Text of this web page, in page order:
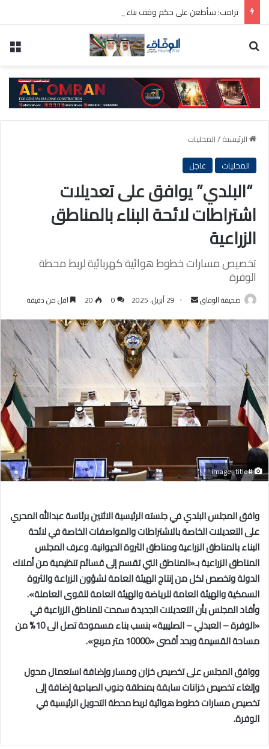
ترامب: سأطعن على حكم وقف بناء قاعة الاحتفالات بالبيت الأبيض
الرئيسية/المحليات
المحليات
عاجل
“البلدي” يوافق على تعديلات
اشتراطات لائحة البناء بالمناطق
الزراعية
تخصيص مسارات خطوط هوائية كهربائية لربط محطة
الوفرة
صحيفة الوفاق
أرسل
إلكترونيا
29 أبريل، 2025 0
20 اقل من دقيقة
#image_title
وافق المجلس البلدي في جلسته الرئيسية الاثنين برئاسة عبدالله المحري
على التعديلات الخاصة بالاشتراطات والمواصفات الخاصة في لائحة
البناء بالمناطق الزراعية ومناطق الثروة الحيوانية. وعرف المجلس
المناطق الزراعية بـ«المناطق التي تقسم إلى قسائم تنظيمية من أملاك
الدولة وتخصص لكل من إنتاج الهيئة العامة لشؤون الزراعة والثروة
السمكية والهيئة العامة للرياضة والهيئة العامة للقوى العاملة».
وأفاد المجلس بأن التعديلات الجديدة سمحت للمناطق الزراعية في
«الوفرة – العبدلي – الصليبية» بنسب بناء مسموحة تصل الى 10% من
مساحة القسيمة وبحد أقصى «10000 متر مربع».
ووافق المجلس على تخصيص خزان ومسار وإضافة استعمال محول
وإلغاء تخصيص خزانات سابقة بمنطقة جنوب الصباحية إضافة إلى
تخصيص مسارات خطوط هوائية لربط محطة التحويل الرئيسية في
الوفرة.